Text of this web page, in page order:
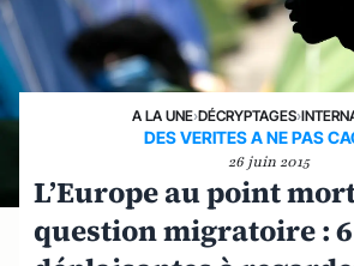
A LA UNE›DÉCRYPTAGES›
DES VERITES A NE PAS
26 juin 2015
L’Europe au point
question migratoire :